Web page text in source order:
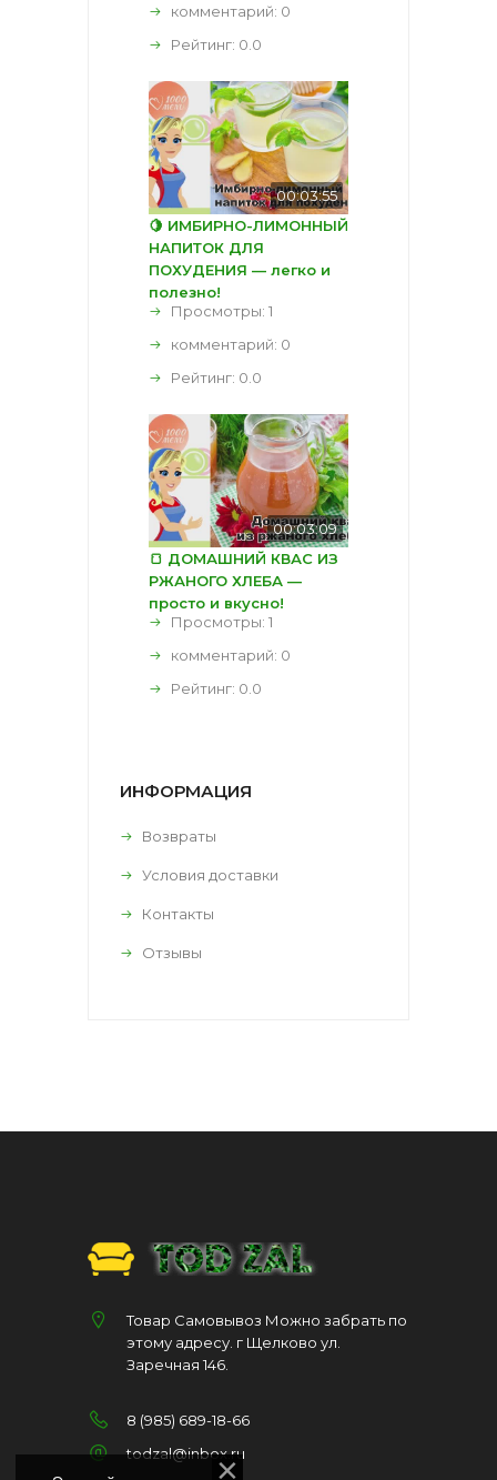
комментарий: 0
Рейтинг: 0.0
00:03:55
🍋 ИМБИРНО-ЛИМОННЫЙ
НАПИТОК ДЛЯ
ПОХУДЕНИЯ — легко и
полезно!
Просмотры: 1
комментарий: 0
Рейтинг: 0.0
00:03:09
🍞 ДОМАШНИЙ КВАС ИЗ
РЖАНОГО ХЛЕБА —
просто и вкусно!
Просмотры: 1
комментарий: 0
Рейтинг: 0.0
ИНФОРМАЦИЯ
Возвраты
Условия доставки
Контакты
Отзывы
Товар Самовывоз Можно забрать по
этому адресу. г Щелково ул.
Заречная 146.
8 (985) 689-18-66
todzal@inbox.ru